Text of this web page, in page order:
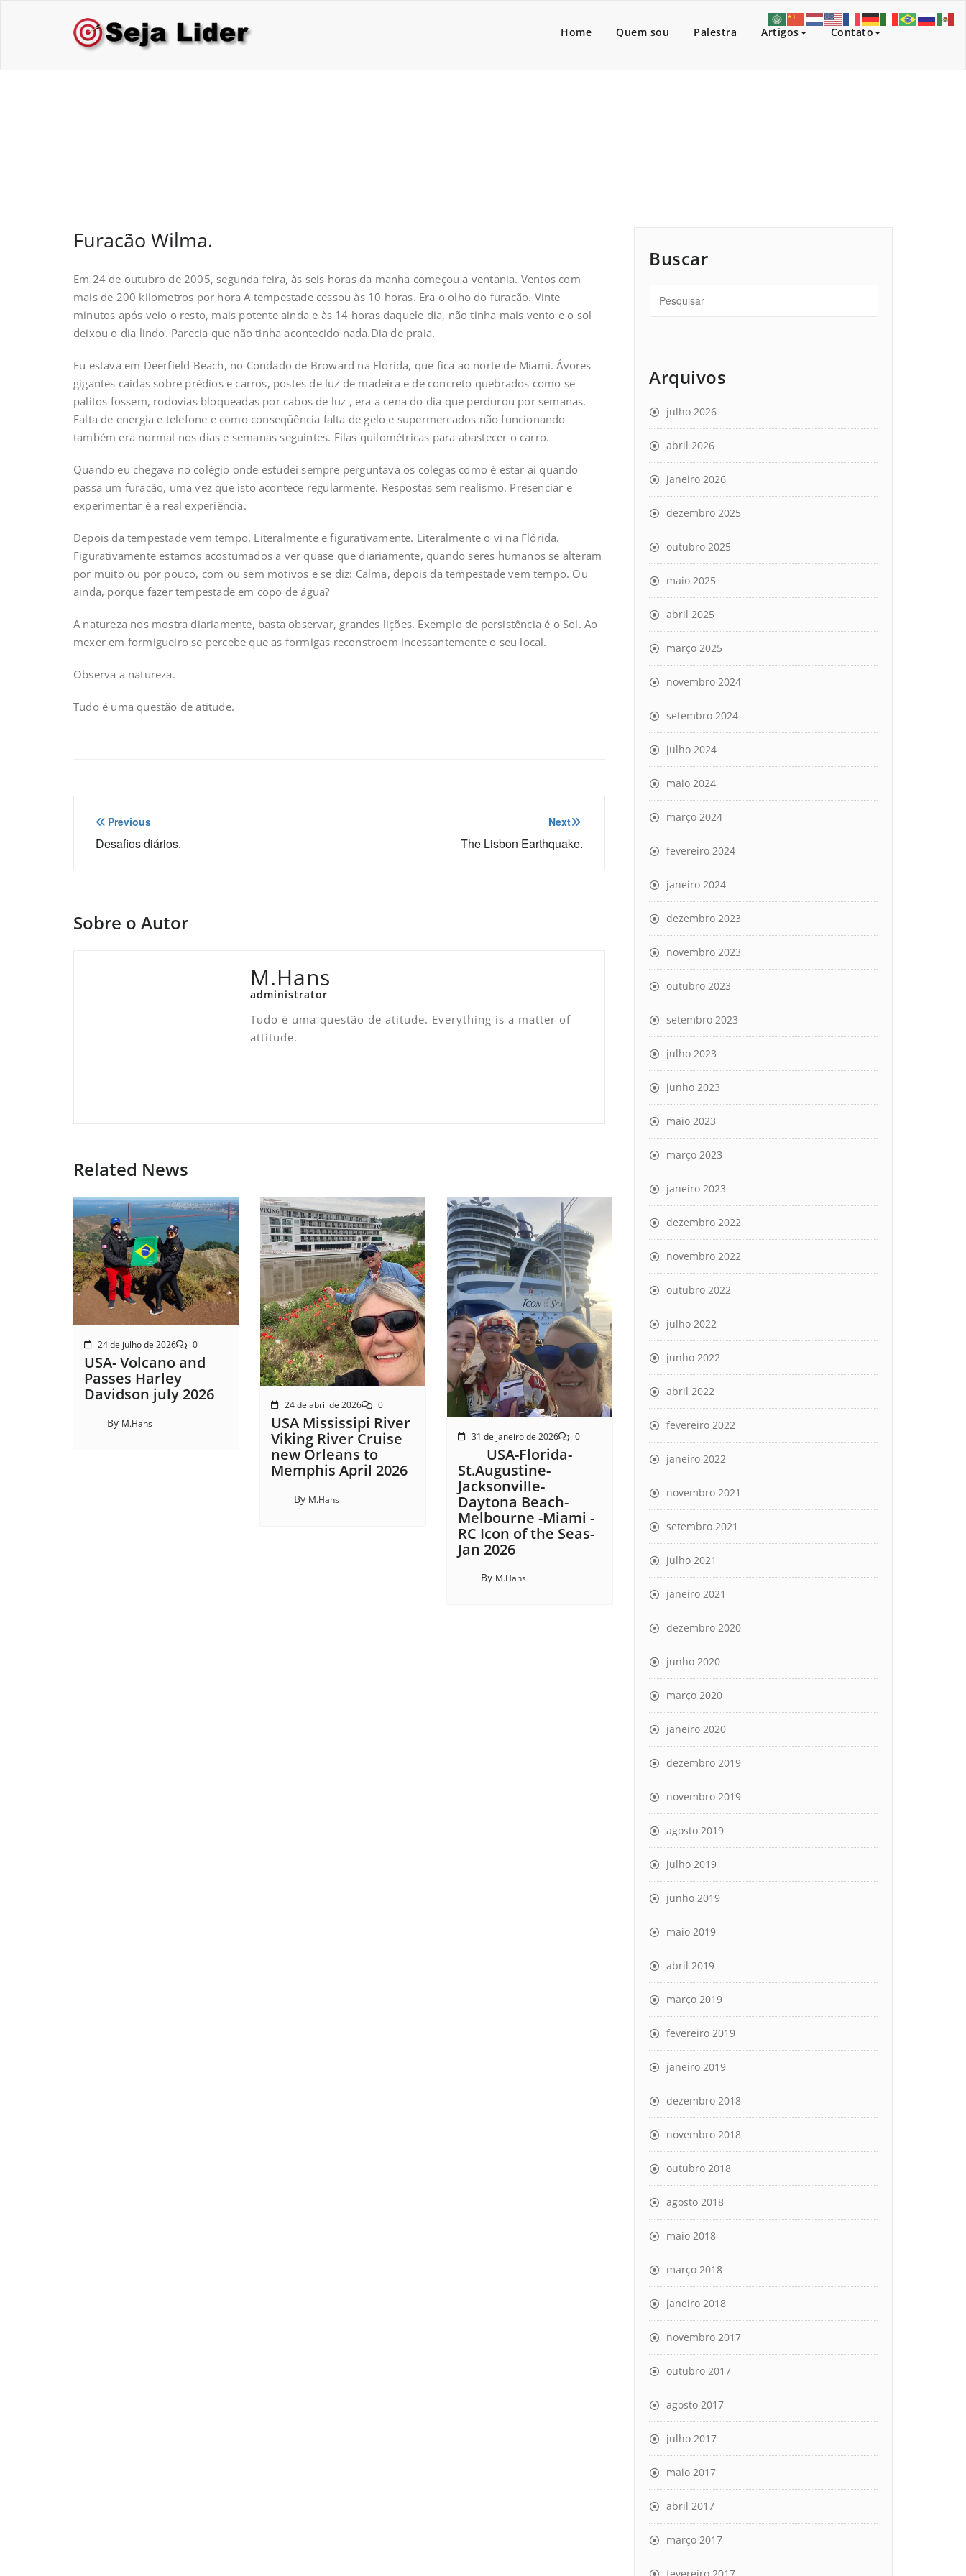
Home Quem sou Palestra Artigos Contato
Furacão Wilma.
Em 24 de outubro de 2005, segunda feira, às seis horas da manha começou a ventania. Ventos com
mais de 200 kilometros por hora A tempestade cessou às 10 horas. Era o olho do furacão. Vinte
minutos após veio o resto, mais potente ainda e às 14 horas daquele dia, não tinha mais vento e o sol
deixou o dia lindo. Parecia que não tinha acontecido nada.Dia de praia.
Eu estava em Deerfield Beach, no Condado de Broward na Florida, que fica ao norte de Miami. Ávores
gigantes caídas sobre prédios e carros, postes de luz de madeira e de concreto quebrados como se
palitos fossem, rodovias bloqueadas por cabos de luz , era a cena do dia que perdurou por semanas.
Falta de energia e telefone e como conseqüência falta de gelo e supermercados não funcionando
também era normal nos dias e semanas seguintes. Filas quilométricas para abastecer o carro.
Quando eu chegava no colégio onde estudei sempre perguntava os colegas como é estar aí quando
passa um furacão, uma vez que isto acontece regularmente. Respostas sem realismo. Presenciar e
experimentar é a real experiência.
Depois da tempestade vem tempo. Literalmente e figurativamente. Literalmente o vi na Flórida.
Figurativamente estamos acostumados a ver quase que diariamente, quando seres humanos se alteram
por muito ou por pouco, com ou sem motivos e se diz: Calma, depois da tempestade vem tempo. Ou
ainda, porque fazer tempestade em copo de água?
A natureza nos mostra diariamente, basta observar, grandes lições. Exemplo de persistência é o Sol. Ao
mexer em formigueiro se percebe que as formigas reconstroem incessantemente o seu local.
Observa a natureza.
Tudo é uma questão de atitude.
Navegação
de
Previous
Desafios diários.
Next
The Lisbon Earthquake.
Sobre o Autor
M.Hans
administrator
Tudo é uma questão de atitude. Everything is a matter of
attitude.
Related News
24 de julho de 2026 0
USA- Volcano and
Passes Harley
Davidson july 2026
By M.Hans
24 de abril de 2026 0
USA Mississipi River
Viking River Cruise
new Orleans to
Memphis April 2026
By M.Hans
31 de janeiro de 2026 0
USA-Florida-
St.Augustine-
Jacksonville-
Daytona Beach-
Melbourne -Miami -
RC Icon of the Seas-
Jan 2026
By M.Hans
Buscar
Arquivos
julho 2026
abril 2026
janeiro 2026
dezembro 2025
outubro 2025
maio 2025
abril 2025
março 2025
novembro 2024
setembro 2024
julho 2024
maio 2024
março 2024
fevereiro 2024
janeiro 2024
dezembro 2023
novembro 2023
outubro 2023
setembro 2023
julho 2023
junho 2023
maio 2023
março 2023
janeiro 2023
dezembro 2022
novembro 2022
outubro 2022
julho 2022
junho 2022
abril 2022
fevereiro 2022
janeiro 2022
novembro 2021
setembro 2021
julho 2021
janeiro 2021
dezembro 2020
junho 2020
março 2020
janeiro 2020
dezembro 2019
novembro 2019
agosto 2019
julho 2019
junho 2019
maio 2019
abril 2019
março 2019
fevereiro 2019
janeiro 2019
dezembro 2018
novembro 2018
outubro 2018
agosto 2018
maio 2018
março 2018
janeiro 2018
novembro 2017
outubro 2017
agosto 2017
julho 2017
maio 2017
abril 2017
março 2017